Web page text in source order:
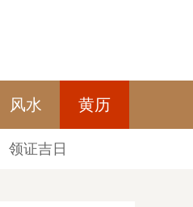
风水 黄历
领证吉日